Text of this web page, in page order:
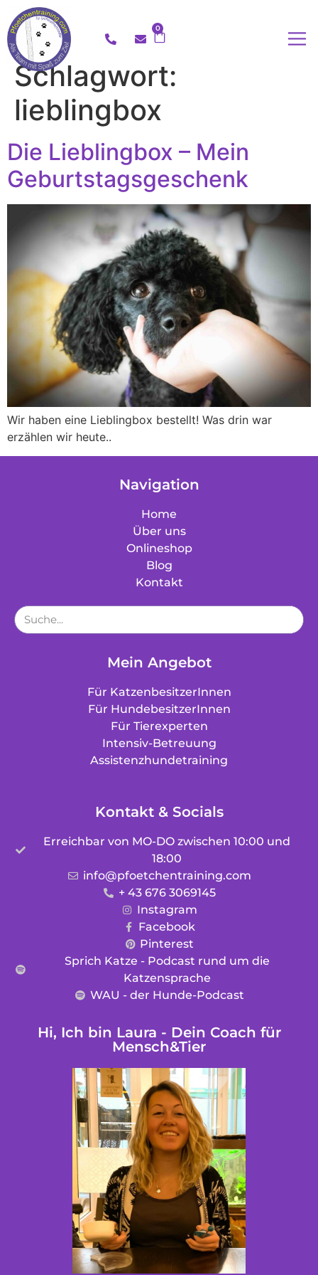
0
Schlagwort:
lieblingbox
Die Lieblingbox – Mein
Geburtstagsgeschenk
Wir haben eine Lieblingbox bestellt! Was drin war
erzählen wir heute..
Navigation
Home
Über uns
Onlineshop
Blog
Kontakt
Mein Angebot
Für KatzenbesitzerInnen
Für HundebesitzerInnen
Für Tierexperten
Intensiv-Betreuung
Assistenzhundetraining
Kontakt & Socials
Erreichbar von MO-DO zwischen 10:00 und
18:00
info@pfoetchentraining.com
+ 43 676 3069145
Instagram
Facebook
Pinterest
Sprich Katze - Podcast rund um die
Katzensprache
WAU - der Hunde-Podcast
Hi, Ich bin Laura - Dein Coach für
Mensch&Tier